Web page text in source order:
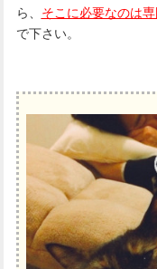
ら、 そこに必要なのは
で下さい。